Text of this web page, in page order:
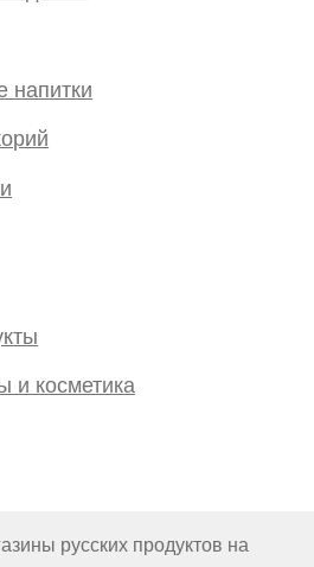
напитки
и косметика
русских продуктов на